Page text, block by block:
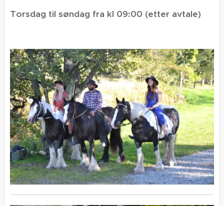
Torsdag til søndag fra kl 09:00 (etter avtale)